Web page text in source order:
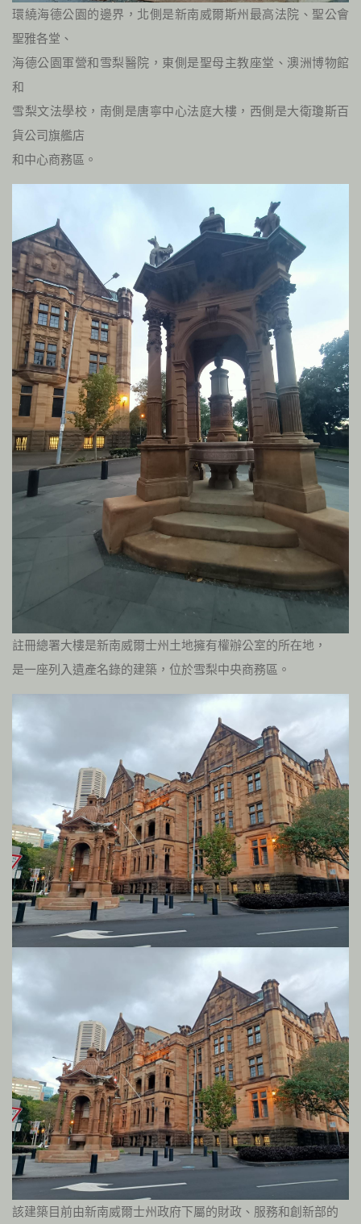
環繞海德公園的邊界，北側是新南威爾斯州最高法院、聖公會
聖雅各堂、
海德公園軍營和雪梨醫院，東側是聖母主教座堂、澳洲博物館
和
雪梨文法學校，南側是唐寧中心法庭大樓，西側是大衛瓊斯百
貨公司旗艦店
和中心商務區。
註冊總署大樓是新南威爾士州土地擁有權辦公室的所在地，
是一座列入遺產名錄的建築，位於雪梨中央商務區。
該建築目前由新南威爾士州政府下屬的財政、服務和創新部的